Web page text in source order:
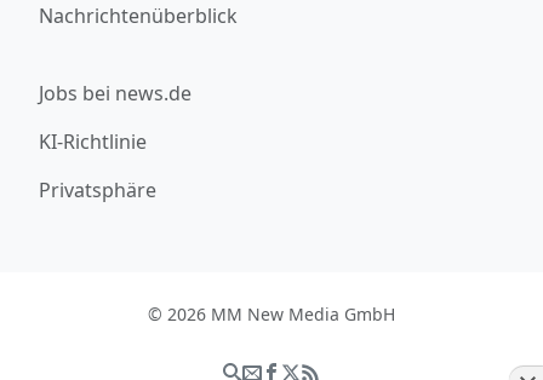
Nachrichtenüberblick
Jobs bei news.de
KI-Richtlinie
Privatsphäre
© 2026 MM New Media GmbH